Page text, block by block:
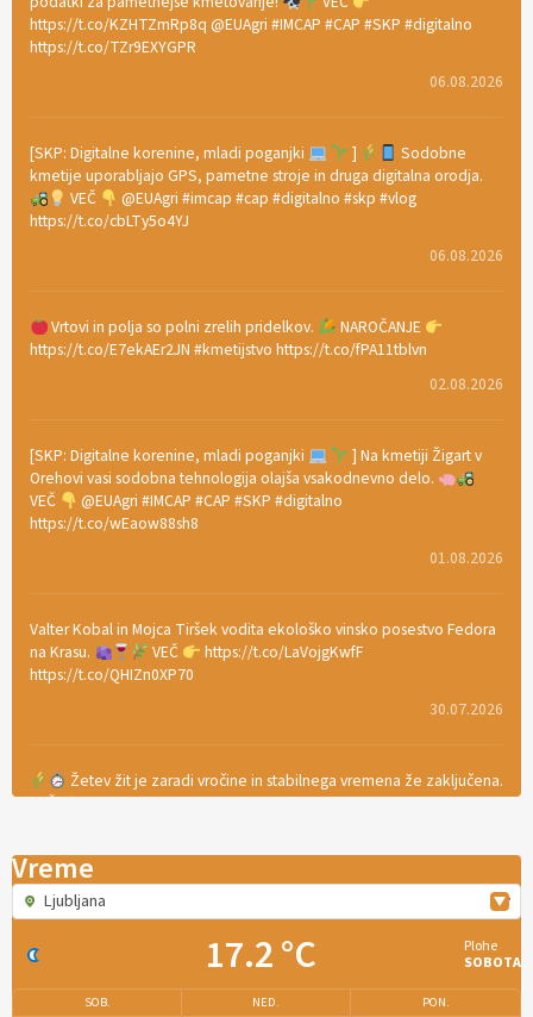
https://t.co/KZHTZmRp8q @EUAgri #IMCAP #CAP #SKP #digitalno
https://t.co/TZr9EXYGPR
06.08.2026
[SKP: Digitalne korenine, mladi poganjki ]
Sodobne
kmetije uporabljajo GPS, pametne stroje in druga digitalna orodja.
VEČ
@EUAgri #imcap #cap #digitalno #skp #vlog
https://t.co/cbLTy5o4YJ
06.08.2026
Vrtovi in polja so polni zrelih pridelkov.
NAROČANJE
https://t.co/E7ekAEr2JN #kmetijstvo https://t.co/fPA11tblvn
02.08.2026
[SKP: Digitalne korenine, mladi poganjki
] Na kmetiji Žigart v
Orehovi vasi sodobna tehnologija olajša vsakodnevno delo.
VEČ
@EUAgri #IMCAP #CAP #SKP #digitalno
https://t.co/wEaow88sh8
01.08.2026
Valter Kobal in Mojca Tiršek vodita ekološko vinsko posestvo Fedora
na Krasu.
VEČ
https://t.co/LaVojgKwfF
https://t.co/QHIZn0XP70
30.07.2026
Žetev žit je zaradi vročine in stabilnega vremena že zaključena.
VEČ
https://t.co/bBWaIz6Hhh https://t.co/TtKoOF5ENS
[EKOloško = LOGIČNO
Ameriške borovnice so odlična izbira za
#IMCAP #CAP https://t.co/tQd9tB1THk
22.07.2026
Vreme
Ljubljana
17.2 °C
Plohe
SOBOTA
SOB. NED. PON.